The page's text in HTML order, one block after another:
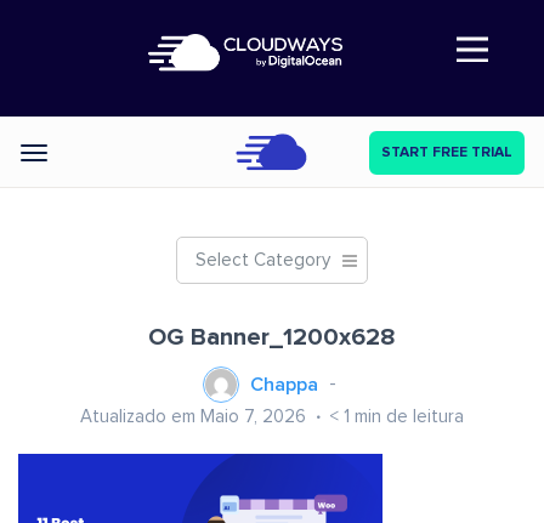
Abre a navegação
Categories START FREE TRIAL
Select Category
OG Banner_1200x628
Chappa
Atualizado em Maio 7, 2026 < 1 min de leitura